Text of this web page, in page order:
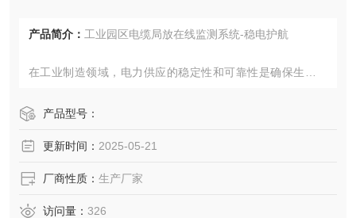
产品简介： 工业园区电缆局放在线监测系统-稳电护航
在工业制造领域，电力供应的稳定性和可靠性是确保生产线
备密集度的增加，传统的电力设施巡检和维护方式已经难以
术、智能分析算法和高效运维管理的电力设施智能化监测与
式的保障。
产品型号：
更新时间： 2025-05-21
厂商性质： 生产厂家
访问量： 326